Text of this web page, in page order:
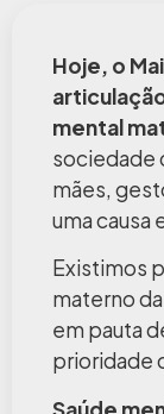
Hoje, o
mental
sociedade
mães,
uma causa
Existimos
materno
em pauta
prioridade